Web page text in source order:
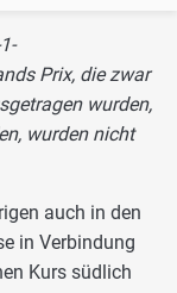
Prix, die zwar
wurden,
wurden nicht
auch in den
in Verbindung
Kurs südlich